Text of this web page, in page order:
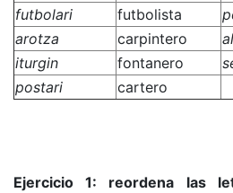
futbolari
futbolista
arotza
carpintero
iturgin
fontanero
postari
cartero
Ejercicio 1: reordena las